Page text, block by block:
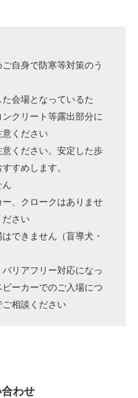
自身で防寒等対策のう
会場となっているた
クリート等露出部分に
ください
意ください。安定した歩
すめします。
ん
ー、クロークはありませ
ださい
できません（盲導犬・
リアフリー対応になっ
ーカーでのご入場につ
相談ください
わせ